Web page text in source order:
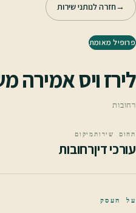
→חזרה לנותני שירות
פרופיל מאומת
לירז ויס אמירה
רחובות
תחום שירות
עורכי דין
מיקום
רחובות
על העסק